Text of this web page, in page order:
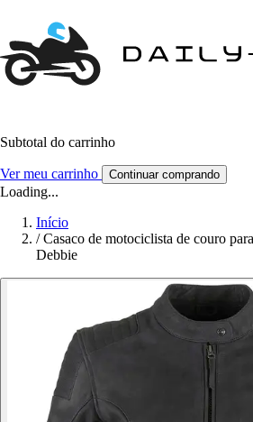
Subtotal do carrinho
Ver meu carrinho Continuar comprando
Loading...
Início
/ Casaco de motociclista de couro
Debbie